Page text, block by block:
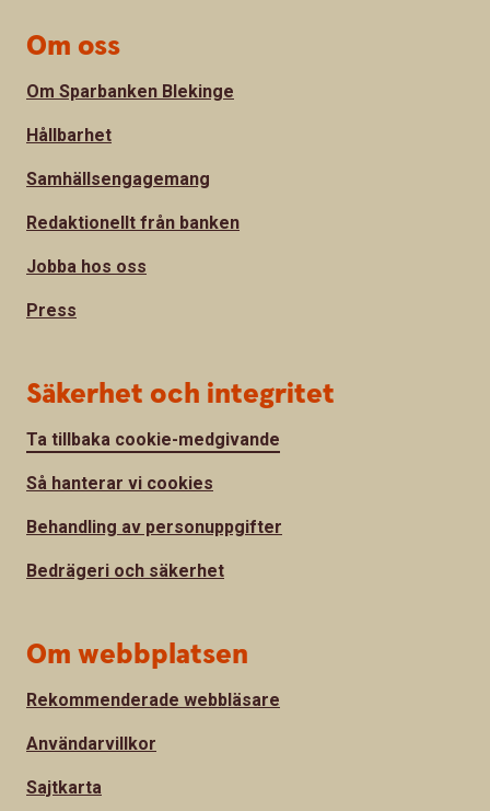
Om oss
Om Sparbanken Blekinge
Hållbarhet
Samhällsengagemang
Redaktionellt från banken
Jobba hos oss
Press
Säkerhet och integritet
Ta tillbaka cookie-medgivande
Så hanterar vi cookies
Behandling av personuppgifter
Bedrägeri och säkerhet
Om webbplatsen
Rekommenderade webbläsare
Användarvillkor
Sajtkarta